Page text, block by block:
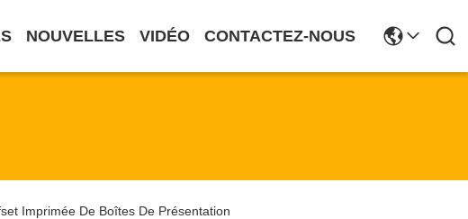
NOUVELLES VIDÉO CONTACTEZ-NOUS
Imprimée De Boîtes De Présentation